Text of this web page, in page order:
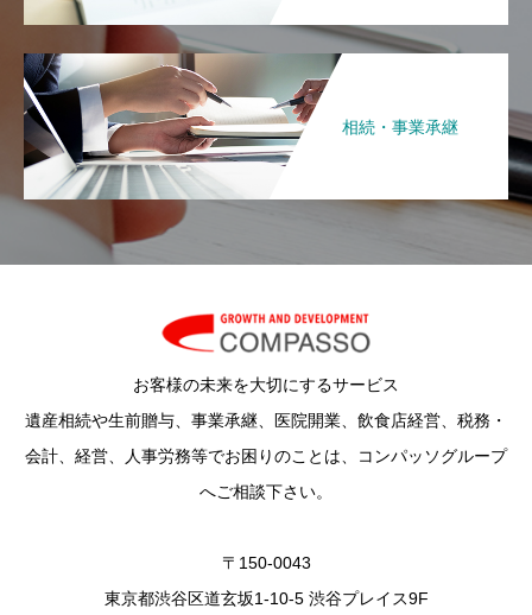
相続・事業承継
お客様の未来を大切にするサービス
遺産相続や生前贈与、事業承継、医院開業、飲食店経営、税務・
会計、経営、人事労務等でお困りのことは、コンパッソグループ
へご相談下さい。
〒150-0043
東京都渋谷区道玄坂1-10-5 渋谷プレイス9F